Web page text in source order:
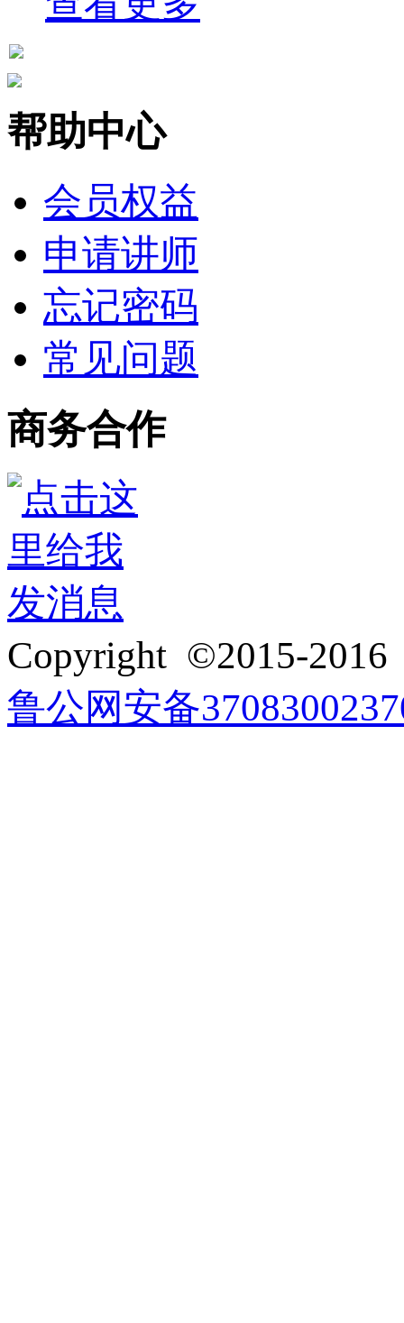
帮助中心
会员权益
申请讲师
忘记密码
常见问题
商务合作
Copyright ©2015-
鲁公网安备